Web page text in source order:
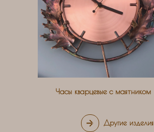
Часы кварцевые с маятником
Другие изделия